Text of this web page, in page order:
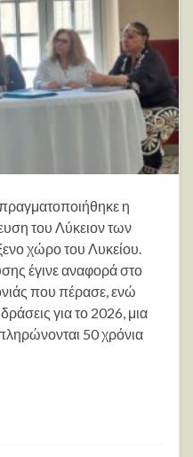
η
του Λύκειον των
χώρο του Λυκείου.
έγινε αναφορά στο
που πέρασε, ενώ
για το 2026, μια
50 χρόνια